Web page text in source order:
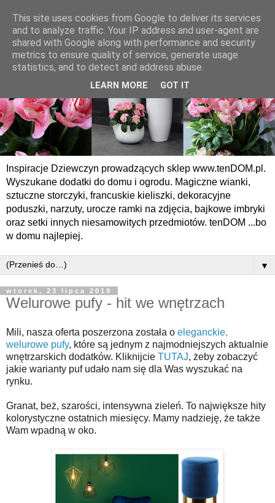
Inspiracje Dziewczyn prowadzących sklep www.tenDOM.pl.
Wyszukane dodatki do domu i ogrodu. Magiczne wianki,
sztuczne storczyki, francuskie kieliszki, dekoracyjne
poduszki, narzuty, urocze ramki na zdjęcia, bajkowe imbryki
oraz setki innych niesamowitych przedmiotów. tenDOM ...bo
w domu najlepiej.
▼
wtorek, 23 lipca 2019
Welurowe pufy - hit we wnętrzach
Mili, nasza oferta poszerzona została o eleganckie,
welurowe pufy, które są jednym z najmodniejszych aktualnie
wnętrzarskich dodatków. Kliknijcie TUTAJ, żeby zobaczyć
jakie warianty puf udało nam się dla Was wyszukać na
rynku.
Granat, beż, szarości, intensywna zieleń. To największe hity
kolorystyczne ostatnich miesięcy. Mamy nadzieję, że także
Wam wpadną w oko.
This site uses cookies from Google to deliver its services
and to analyze traffic. Your IP address and user-agent are
shared with Google along with performance and security
metrics to ensure quality of service, generate usage
statistics, and to detect and address abuse.
LEARN MORE GOT IT